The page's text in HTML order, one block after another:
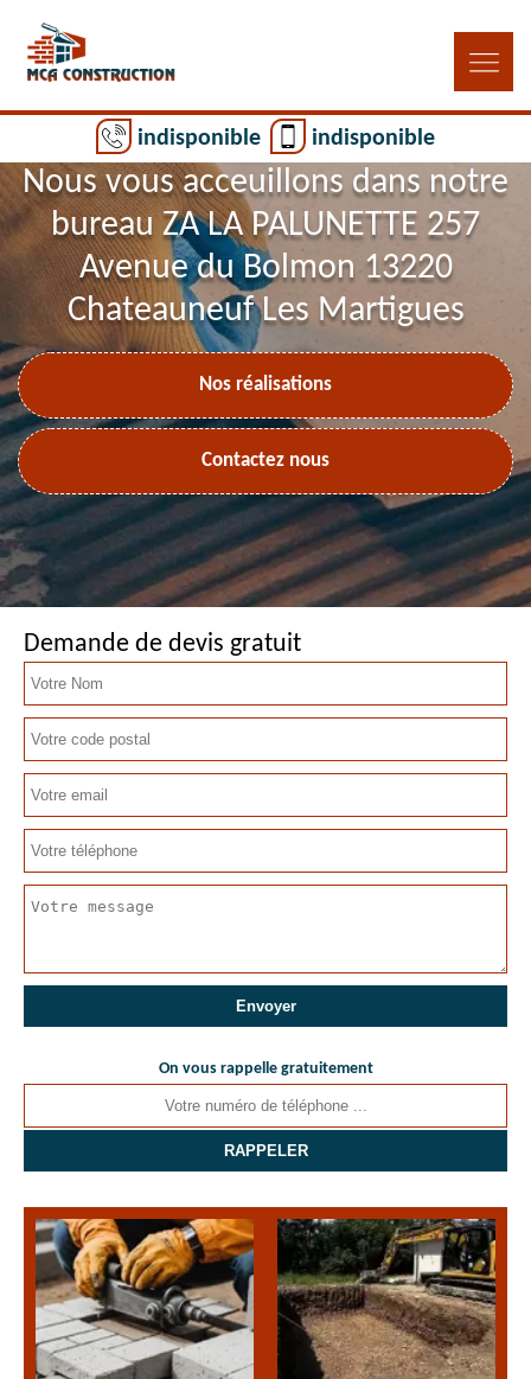
indisponible indisponible
Nous vous acceuillons dans notre
bureau ZA LA PALUNETTE 257
Avenue du Bolmon 13220
Chateauneuf Les Martigues
Nos réalisations
Contactez nous
Demande de devis gratuit
On vous rappelle gratuitement